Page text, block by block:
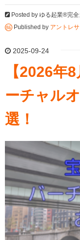
Posted by ゆる起業®完
Published by アントレ
2025-09-24
【2026年
ーチャル
選！